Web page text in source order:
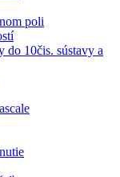
poli
do 10čis. sústavy a